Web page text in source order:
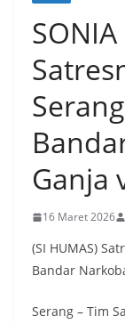
Ganja
16 Maret 2026
(SI HUMAS)
Bandar
Serang – Tim